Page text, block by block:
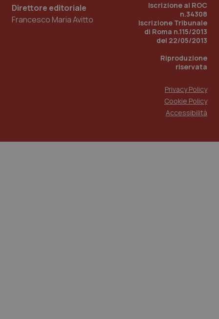
Direttore editoriale
Francesco Maria Avitto
Iscrizione al ROC
n.34308
Iscrizione Tribunale
di Roma n.115/2013
del 22/05/2013
Riproduzione
riservata
Privacy Policy
Cookie Policy
Accessibilità